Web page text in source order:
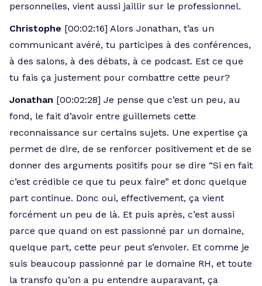
personnelles, vient aussi jaillir sur le professionnel.
Christophe [00:02:16] Alors Jonathan, t’as un
communicant avéré, tu participes à des conférences,
à des salons, à des débats, à ce podcast. Est ce que
tu fais ça justement pour combattre cette peur?
Jonathan [00:02:28] Je pense que c’est un peu, au
fond, le fait d’avoir entre guillemets cette
reconnaissance sur certains sujets. Une expertise ça
permet de dire, de se renforcer positivement et de se
donner des arguments positifs pour se dire “Si en fait
c’est crédible ce que tu peux faire” et donc quelque
part continue. Donc oui, effectivement, ça vient
forcément un peu de là. Et puis après, c’est aussi
parce que quand on est passionné par un domaine,
quelque part, cette peur peut s’envoler. Et comme je
suis beaucoup passionné par le domaine RH, et toute
la transfo qu’on a pu entendre auparavant, ça